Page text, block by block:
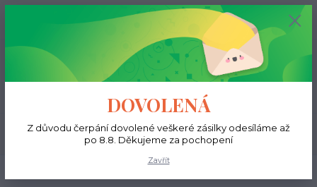
Menu
Hledat
(Po-Ne, 9-18 hod.)
0 ks
0 Kč
DOVOLENÁ
Z důvodu čerpání dovolené veškeré zásilky odesíláme až
po 8.8. Děkujeme za pochopení
Zavřít